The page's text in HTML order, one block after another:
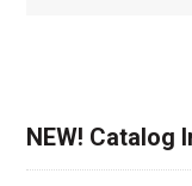
NEW! Catalog